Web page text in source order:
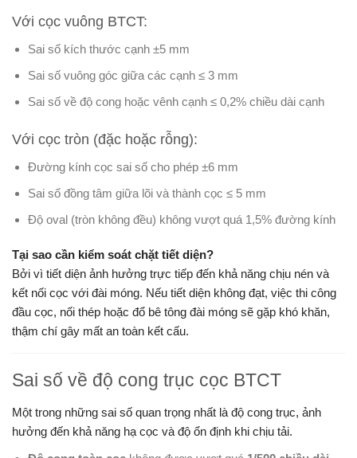
Với cọc vuông BTCT:
Sai số kích thước cạnh ±5 mm
Sai số vuông góc giữa các cạnh ≤ 3 mm
Sai số về độ cong hoặc vênh cạnh ≤ 0,2% chiều dài cạnh
Với cọc tròn (đặc hoặc rỗng):
Đường kính cọc sai số cho phép ±6 mm
Sai số đồng tâm giữa lõi và thành cọc ≤ 5 mm
Độ oval (tròn không đều) không vượt quá 1,5% đường kính
Tại sao cần kiểm soát chặt tiết diện?
Bởi vì tiết diện ảnh hưởng trực tiếp đến khả năng chịu nén và
kết nối cọc với đài móng. Nếu tiết diện không đạt, việc thi công
đầu cọc, nối thép hoặc đổ bê tông đài móng sẽ gặp khó khăn,
thậm chí gây mất an toàn kết cấu.
Sai số về độ cong trục cọc BTCT
Một trong những sai số quan trọng nhất là độ cong trục, ảnh
hưởng đến khả năng hạ cọc và độ ổn định khi chịu tải.